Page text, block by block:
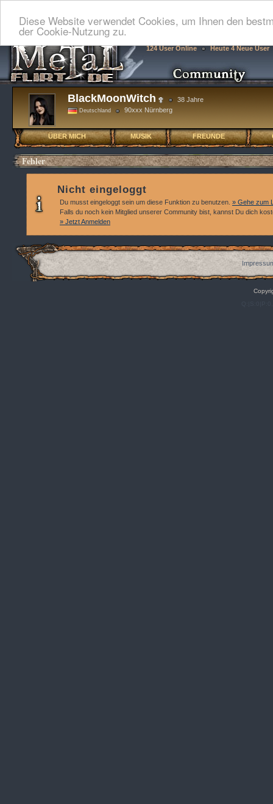
Diese Website verwendet Cookies, um Ihnen den
der Cookie-Nutzung zu.
124 User Online Heute 4 Neue User
BlackMoonWitch 38 Jahre
Deutschland 90xxx Nürnberg
ÜBER MICH MUSIK FREUNDE
Fehler
Nicht eingeloggt
Du musst eingeloggt sein um diese Funktion zu benutzen. » Gehe zum
Falls du noch kein Mitglied unserer Community bist, kannst Du dich
» Jetzt Anmelden